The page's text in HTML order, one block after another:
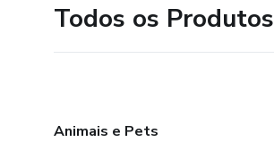
Todos os Produtos
Animais e Pets